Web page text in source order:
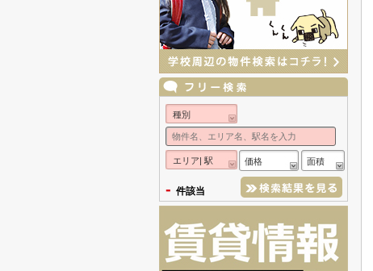
種別
エリア| 駅 価格 面積
- 件該当